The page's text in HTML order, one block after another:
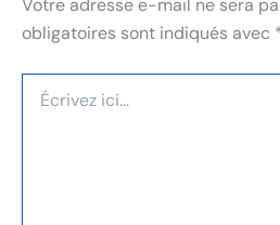
Votre adresse e-mail ne sera
obligatoires sont indiqués avec
ici…